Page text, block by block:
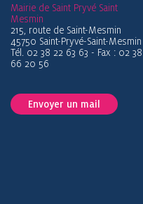
Mairie de Saint Pryvé Saint
Mesmin
215, route de Saint-Mesmin
45750 Saint-Pryvé-Saint-Mesmin
Tél. 02 38 22 63 63 - Fax : 02 38
66 20 56
Envoyer un mail